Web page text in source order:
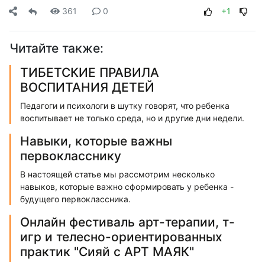
361 0 +1
Читайте также:
ТИБЕТСКИЕ ПРАВИЛА
ВОСПИТАНИЯ ДЕТЕЙ
Педагоги и психологи в шутку говорят, что ребенка
воспитывает не только среда, но и другие дни недели.
Навыки, которые важны
первокласснику
В настоящей статье мы рассмотрим несколько
навыков, которые важно сформировать у ребенка -
будущего первоклассника.
Онлайн фестиваль арт-терапии, т-
игр и телесно-ориентированных
практик "Сияй с АРТ МАЯК"